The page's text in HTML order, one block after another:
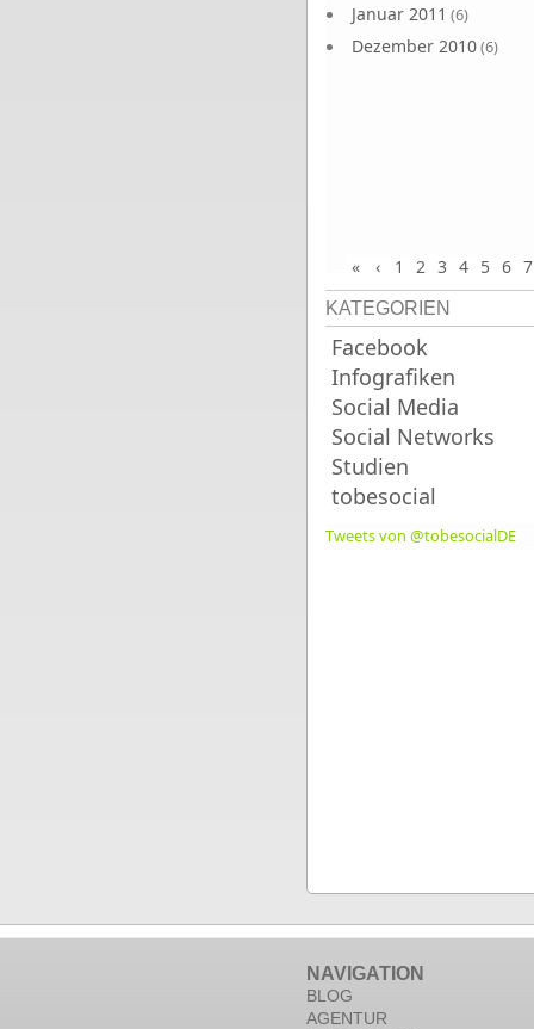
Januar 2011 (6)
Dezember 2010(6)
« ‹ 1 2 3 4 5 6 7
KATEGORIEN
Facebook
Infografiken
Social Media
Social Networks
Studien
tobesocial
Tweets von @tobesocialDE
NAVIGATION
BLOG
AGENTUR